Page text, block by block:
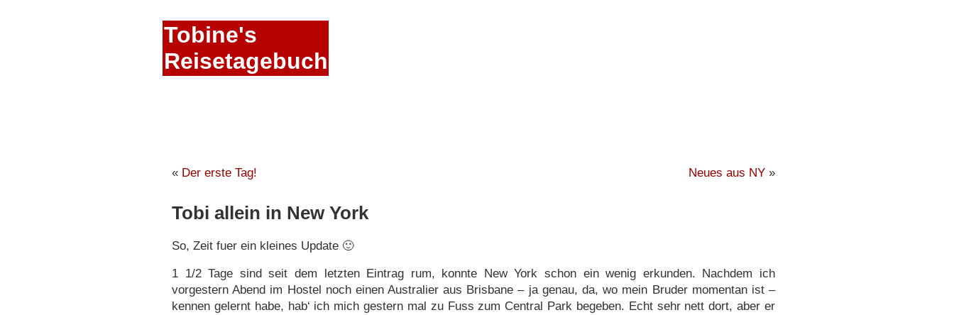
Tobine's
Reisetagebuch
« Der erste Tag! Neues aus NY »
Tobi allein in New York
So, Zeit fuer ein kleines Update 🙂
1 1/2 Tage sind seit dem letzten Eintrag rum, konnte New York schon ein wenig erkunden. Nachdem ich
vorgestern Abend im Hostel noch einen Australier aus Brisbane – ja genau, da, wo mein Bruder momentan ist –
kennen gelernt habe, hab‘ ich mich gestern mal zu Fuss zum Central Park begeben. Echt sehr nett dort, aber er